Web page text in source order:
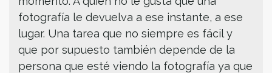
fotografía le devuelva a ese instante, a ese
lugar. Una tarea que no siempre es fácil y
que por supuesto también depende de la
persona que esté viendo la fotografía ya que